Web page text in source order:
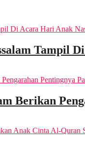
Tampil
Berikan